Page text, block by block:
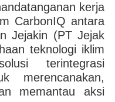
kerja
CarbonIQ antara
Jejakin (PT Jejak
teknologi iklim
terintegrasi
merencanakan,
memantau aksi